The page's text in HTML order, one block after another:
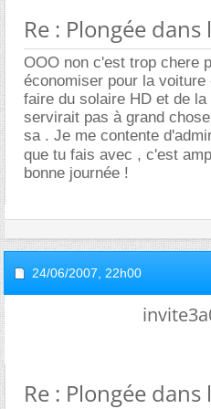
Re : Plongée dans
OOO non c'est trop chere
économiser pour la
faire du solaire HD et de
servirait pas à grand
sa . Je me contente
que tu fais avec , c'est
bonne journée !
24/06/2007, 22h00
Re : Plongée dans